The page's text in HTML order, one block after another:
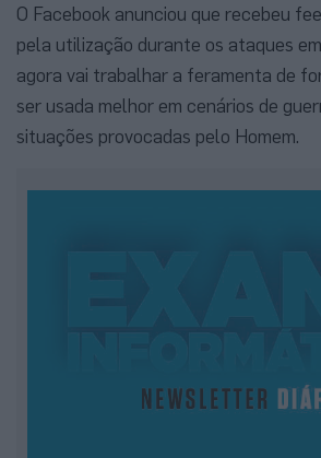
O Facebook anunciou que recebeu
pela utilização durante os ataques
agora vai trabalhar a feramenta de
ser usada melhor em cenários de
situações provocadas pelo Homem.